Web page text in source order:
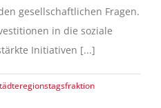
gesellschaftlichen Fragen.
in die soziale
Initiativen [...]